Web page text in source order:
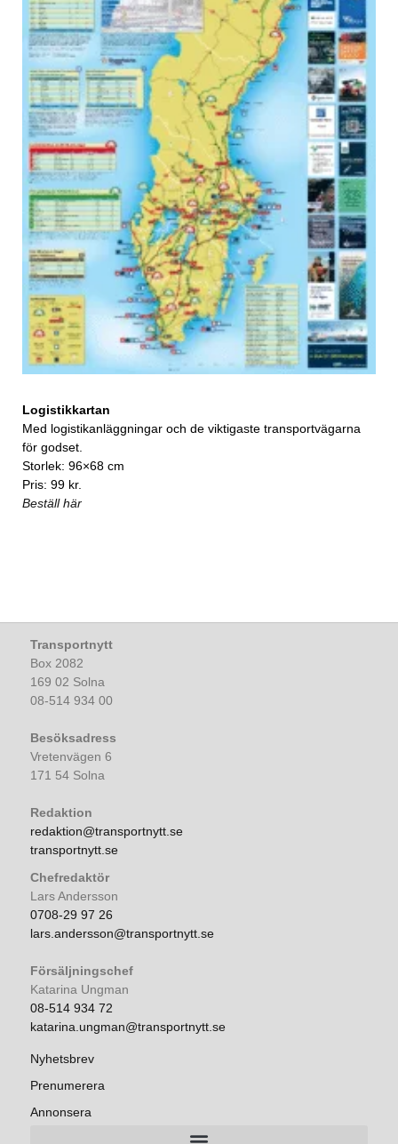
Logistikkartan
Med logistikanläggningar och de viktigaste transportvägarna
för godset.
Storlek: 96×68 cm
Pris: 99 kr.
Beställ här
Transportnytt
Box 2082
169 02 Solna
08-514 934 00
Besöksadress
Vretenvägen 6
171 54 Solna
Redaktion
redaktion@transportnytt.se
transportnytt.se
Chefredaktör
Lars Andersson
0708-29 97 26
lars.andersson@transportnytt.se
Försäljningschef
Katarina Ungman
08-514 934 72
katarina.ungman@transportnytt.se
Nyhetsbrev
Prenumerera
Annonsera